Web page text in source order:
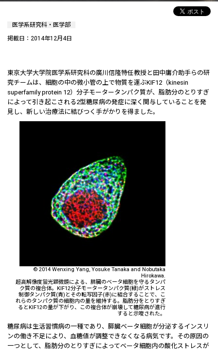
医学系研究科・医学部
掲載日：2014年12月4日
東京大学大学院医学系研究科の廣川信隆特任教授と田中庸介助手らの研
究チームは、細胞の中の微小管の上で物質を運ぶKIF12（kinesin
superfamily protein 12）分子モータータンパク質が、脂肪分のとりすぎ
によって引き起こされる2型糖尿病の発症に深く関与していることを発
見し、新しい治療法に結びつく手がかりを得ました。
© 2014 Wenxing Yang, Yosuke Tanaka and Nobutaka
Hirokawa.
超高解像度蛍光顕微鏡による、膵臓のベータ細胞を守るタンパ
ク質の複合体。KIF12分子モータータンパク質(緑)がストレス
制御タンパク質(青)とその転写因子(赤)に結合することで、こ
れらのタンパク質の細胞内の量を維持する。脂肪分をとりすぎ
るとKIF12の量が下がり、この複合体が崩壊して糖尿病が進行
すると示唆された。
糖尿病は生活習慣病の一種であり、膵臓ベータ細胞が分泌するインスリ
ンの働き不足により、血糖値が調整できなくなる病気です。その原因の
一つとして、脂肪分のとりすぎによってベータ細胞内の酸化ストレスが